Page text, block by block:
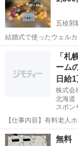
五稜郭
結婚式で使ったウェル
へ譲ります。 箱のリボ
お渡ししますので ご自
五
「札
ーム
日給
株式会
北海道
スポン
【仕事内容】有料老人
ム(1棟24部屋程度、共
務を2名体制で担当いた
アルバイト・パート
無料